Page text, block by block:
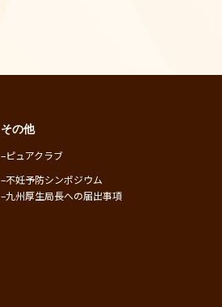
その他
–ピュアクラブ
–不妊予防シンポジウム
–九州厚生局長への届出事項